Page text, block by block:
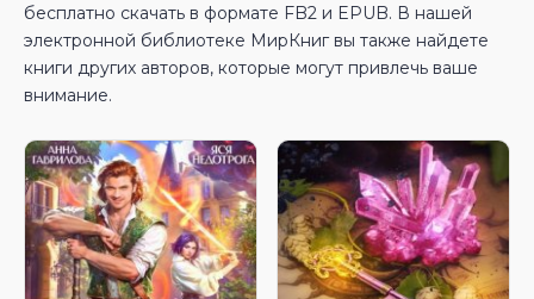
бесплатно скачать в формате FB2 и EPUB. В нашей
электронной библиотеке МирКниг вы также найдете
книги других авторов, которые могут привлечь ваше
внимание.